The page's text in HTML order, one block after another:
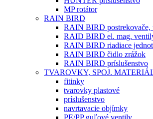
MP rotátor
RAIN BIRD
RAIN BIRD postrekovače,
RAID BIRD el. mag.
RAIN BIRD riadiace
RAIN BIRD čidlo zrážok
RAIN BIRD príslušenstvo
TVAROVKY, SPOJ.
fitinky
tvarovky plastové
príslušenstvo
navrtavacie objímky